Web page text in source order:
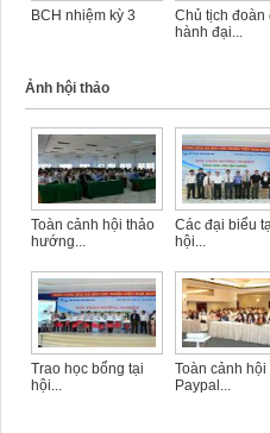
BCH nhiệm kỳ 3
Chủ tịch đoàn
hành đại...
Ảnh hội thảo
Toàn cảnh hội thảo
hướng...
Các đại biểu
hội...
Trao học bổng tại
hội...
Toàn cảnh hội
Paypal...